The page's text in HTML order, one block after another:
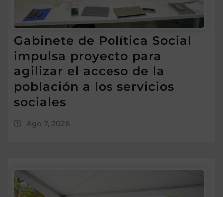
Gabinete de Política Social
impulsa proyecto para
agilizar el acceso de la
población a los servicios
sociales
Ago 7, 2026